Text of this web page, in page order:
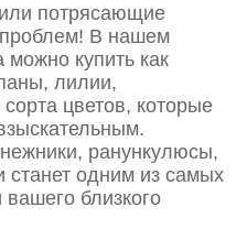
потрясающие
В нашем
можно купить как
лилии,
цветов, которые
ранункулюсы,
станет одним из самых
близкого